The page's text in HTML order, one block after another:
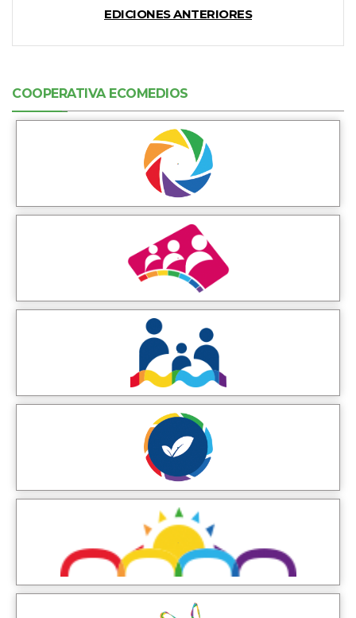
EDICIONES ANTERIORES
COOPERATIVA ECOMEDIOS